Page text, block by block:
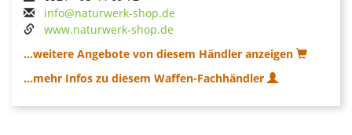
info@naturwerk-shop.de
www.naturwerk-shop.de
...weitere Angebote von diesem Händler anzeigen
...mehr Infos zu diesem Waffen-Fachhändler